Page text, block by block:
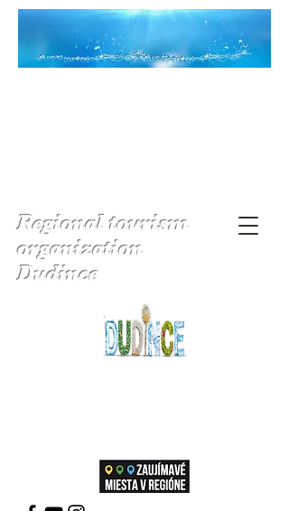
Regional tourism
organization
Dudince